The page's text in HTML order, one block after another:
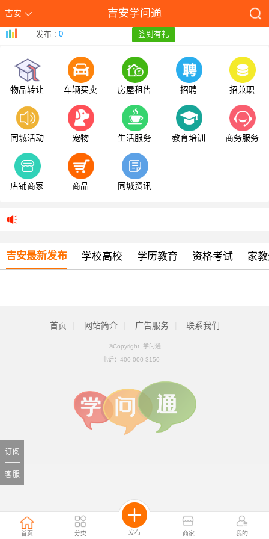
吉安 吉安学问通
首页 分类 发布 商家 我的
发布 :0 签到有礼
物品转让 车辆买卖 房屋租售 招聘 招兼职
同城活动 宠物 生活服务 教育培训 商务服务
店铺商家 商品 同城资讯
吉安最新发布 学校高校 学历教育 资格考试 家
订阅
客服
首页 网站简介 广告服务 联系我们
©Copyright 学问通
电话： 400-000-3150